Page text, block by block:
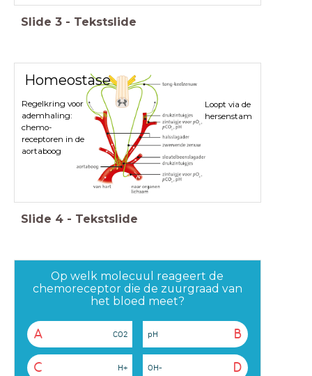
Slide 3 - Tekstslide
Homeostase
Regelkring voor
ademhaling:
chemo-
receptoren in de
aortaboog
Loopt via de
hersenstam
Slide 4 - Tekstslide
Op welk molecuul reageert de
chemoreceptor die de zuurgraad van
het bloed meet?
A CO2 B
pH
C H+ D
OH-